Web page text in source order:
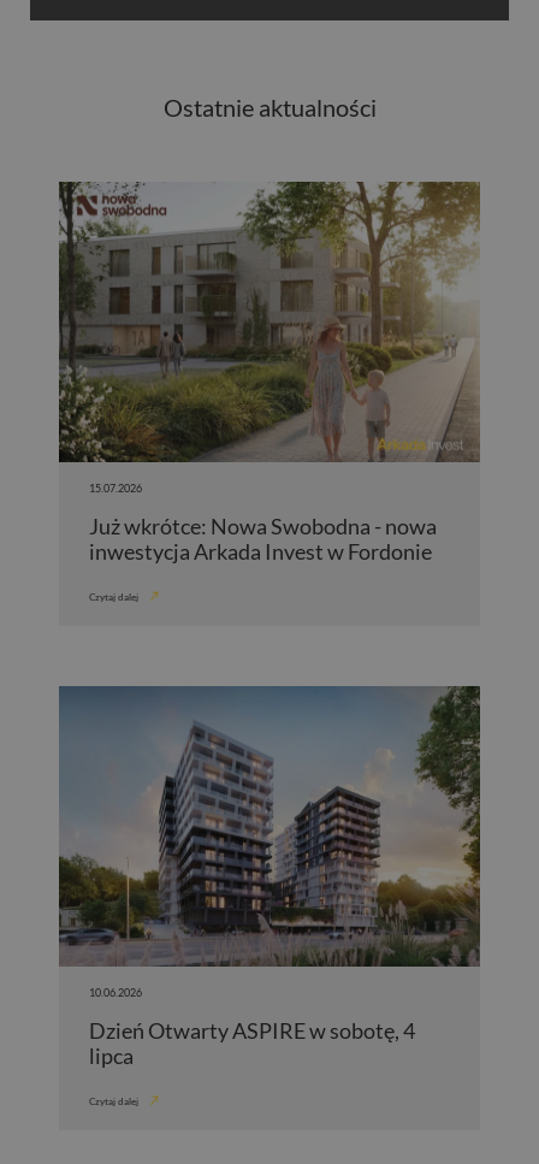
Ostatnie aktualności
15.07.2026
Już wkrótce: Nowa Swobodna - nowa
inwestycja Arkada Invest w Fordonie
Czytaj dalej
10.06.2026
Dzień Otwarty ASPIRE w sobotę, 4
lipca
Czytaj dalej